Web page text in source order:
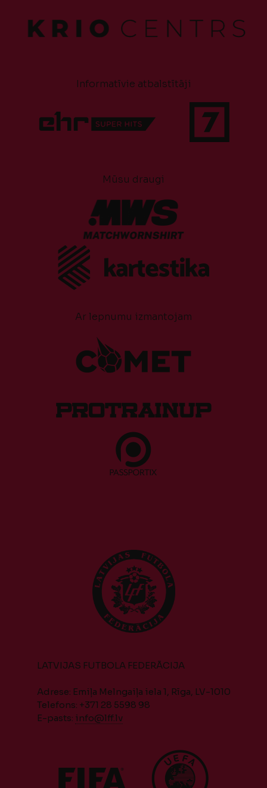
Informatīvie atbalstītāji
Mūsu draugi
Ar lepnumu izmantojam
LATVIJAS FUTBOLA FEDERĀCIJA
Adrese: Emiļa Melngaiļa iela 1, Rīga, LV-1010
Telefons: +371 28 5598 98
E-pasts: info@lff.lv